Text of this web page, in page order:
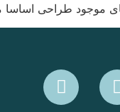
موجود طراحی اساسا